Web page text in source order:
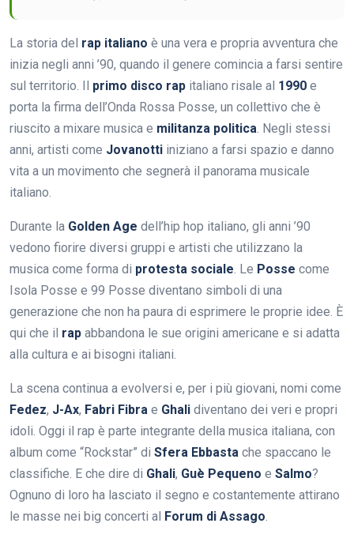
La storia del rap italiano è una vera e propria avventura che
inizia negli anni ’90, quando il genere comincia a farsi sentire
sul territorio. Il primo disco rap italiano risale al 1990 e
porta la firma dell’Onda Rossa Posse, un collettivo che è
riuscito a mixare musica e militanza politica. Negli stessi
anni, artisti come Jovanotti iniziano a farsi spazio e danno
vita a un movimento che segnerà il panorama musicale
italiano.
Durante la Golden Age dell’hip hop italiano, gli anni ’90
vedono fiorire diversi gruppi e artisti che utilizzano la
musica come forma di protesta sociale. Le Posse come
Isola Posse e 99 Posse diventano simboli di una
generazione che non ha paura di esprimere le proprie idee. È
qui che il rap abbandona le sue origini americane e si adatta
alla cultura e ai bisogni italiani.
La scena continua a evolversi e, per i più giovani, nomi come
Fedez, J-Ax, Fabri Fibra e Ghali diventano dei veri e propri
idoli. Oggi il rap è parte integrante della musica italiana, con
album come “Rockstar” di Sfera Ebbasta che spaccano le
classifiche. E che dire di Ghali, Guè Pequeno e Salmo?
Ognuno di loro ha lasciato il segno e costantemente attirano
le masse nei big concerti al Forum di Assago.